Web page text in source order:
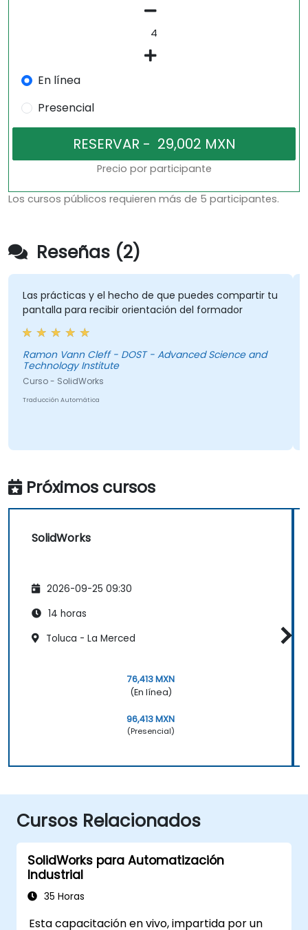
En línea
Presencial
Precio por participante
Los cursos públicos requieren más de 5 participantes.
Reseñas (2)
Las prácticas y el hecho de que puedes compartir tu
pantalla para recibir orientación del formador
Ramon Vann Cleff - DOST - Advanced Science and
Technology Institute
Curso - SolidWorks
Traducción Automática
Próximos cursos
SolidWorks
2026-09-25 09:30
14 horas
Toluca - La Merced
76,413 MXN
(En línea)
96,413 MXN
(Presencial)
Cursos Relacionados
SolidWorks para Automatización
Industrial
35 Horas
Esta capacitación en vivo, impartida por un